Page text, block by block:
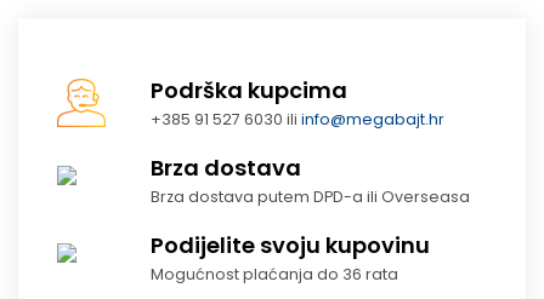
Podrška kupcima
+385 91 527 6030 iliinfo@megabajt.hr
Brza dostava
Brza dostava putem DPD-a ili Overseasa
Podijelite svoju kupovinu
Mogućnost plaćanja do 36 rata